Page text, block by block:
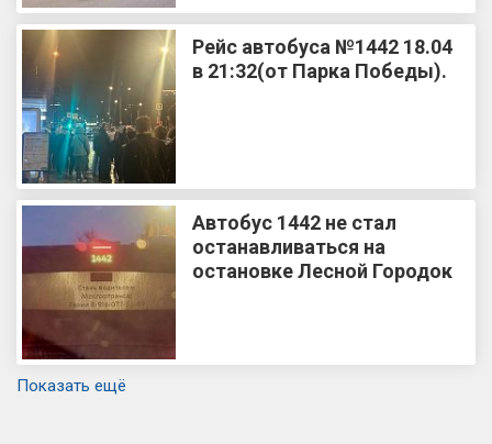
Рейс автобуса №1442 18.04
в 21:32(от Парка Победы).
Автобус 1442 не стал
останавливаться на
остановке Лесной Городок
Показать ещё